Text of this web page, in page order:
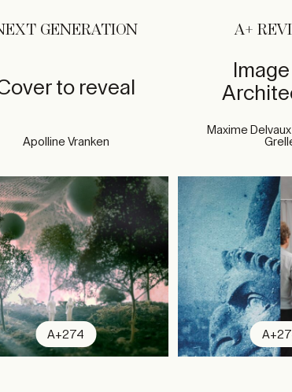
GENERATION
to reveal
Apolline Vranken
A+274
A+
Maxime